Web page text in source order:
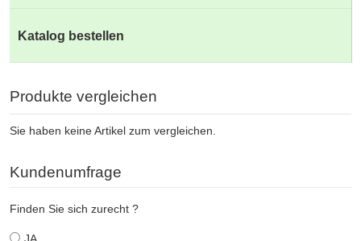
Katalog bestellen
Produkte vergleichen
Sie haben keine Artikel zum vergleichen.
Kundenumfrage
Finden Sie sich zurecht ?
JA